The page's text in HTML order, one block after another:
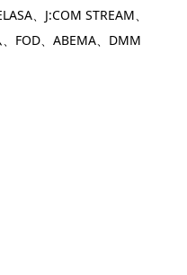
、J:COM STREAM、
FOD、ABEMA、DMM